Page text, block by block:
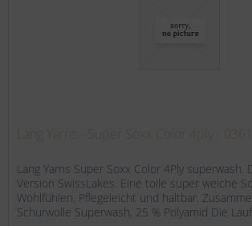
Lang Yarns Super Soxx Color 4Ply superwash.
Version SwissLakes. Eine tolle super weiche
Wohlfühlen. Pflegeleicht und haltbar.
Schurwolle Superwash, 25 % Polyamid Die